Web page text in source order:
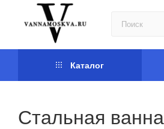
Каталог
Стальная